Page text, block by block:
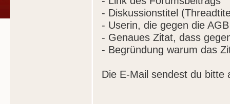
- Diskussionstitel
- Userin, die gegen die
- Genaues Zitat, dass
- Begründung warum das
Die E-Mail sendest du bitte